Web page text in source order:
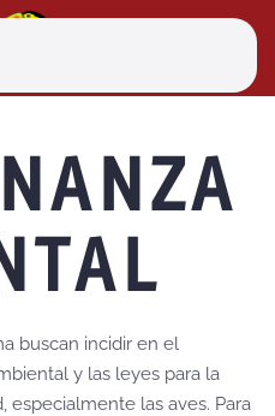
buscan incidir en el
y las leyes para la
especialmente las aves. Para